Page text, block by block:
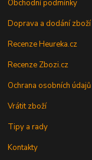
Obchodní podmínky
Doprava a dodání zboží
Recenze Heureka.cz
Recenze Zbozi.cz
Ochrana osobních údajů
Vrátit zboží
Tipy a rady
Kontakty